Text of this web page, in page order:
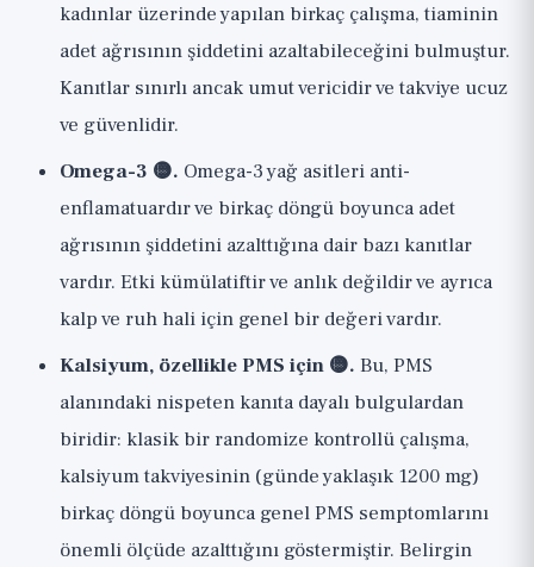
kadınlar üzerinde yapılan birkaç çalışma, tiaminin
adet ağrısının şiddetini azaltabileceğini bulmuştur.
Kanıtlar sınırlı ancak umut vericidir ve takviye ucuz
ve güvenlidir.
Omega-3 🟡. Omega-3 yağ asitleri anti-
enflamatuardır ve birkaç döngü boyunca adet
ağrısının şiddetini azalttığına dair bazı kanıtlar
vardır. Etki kümülatiftir ve anlık değildir ve ayrıca
kalp ve ruh hali için genel bir değeri vardır.
Kalsiyum, özellikle PMS için 🟡. Bu, PMS
alanındaki nispeten kanıta dayalı bulgulardan
biridir: klasik bir randomize kontrollü çalışma,
kalsiyum takviyesinin (günde yaklaşık 1200 mg)
birkaç döngü boyunca genel PMS semptomlarını
önemli ölçüde azalttığını göstermiştir. Belirgin